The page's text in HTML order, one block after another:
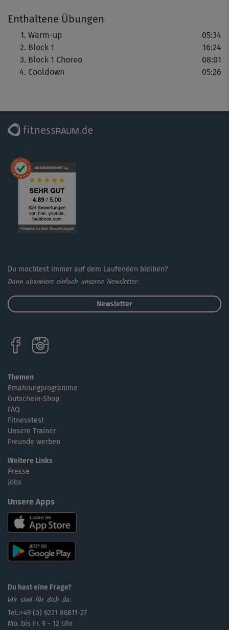
Enthaltene Übungen
Warm-up
05:34
Block 1
16:24
Block 1 Choreo
08:01
Cooldown
05:26
Du möchtest immer auf dem Laufenden bleiben?
Dann abonniere einfach unseren Newsletter:
Newsletter
Themen
Ernährungprogramme
Gutschein-Shop
FAQ
Fitnesstest
Unsere Trainer
Freunde werben
Weitere Links
Presse
Jobs
Unsere Apps
Du hast eine Frage?
Wir sind für dich da:
Tel.:+49 (0) 6221 86811-27
Mo. bis Fr. 9 - 12 Uhr